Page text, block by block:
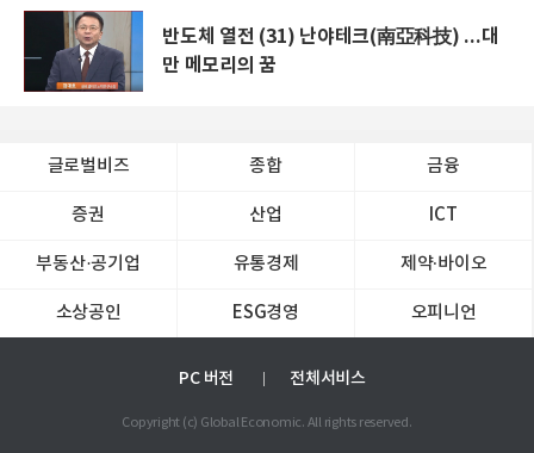
반도체 열전 (31) 난야테크(南亞科技) ...대
만 메모리의 꿈
글로벌비즈 종합 금융
증권 산업 ICT
부동산·공기업 유통경제 제약∙바이오
소상공인 ESG경영 오피니언
PC 버전 전체서비스
Copyright (c) Global Economic. All rights reserved.